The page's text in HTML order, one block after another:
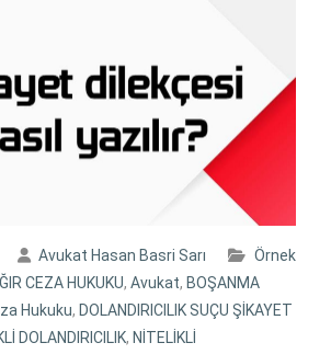
Avukat Hasan Basri Sarı
Örnek
CEZA HUKUKU, Avukat, BOŞANMA
Hukuku, DOLANDIRICILIK SUÇU ŞİKAYET
DOLANDIRICILIK, NİTELİKLİ